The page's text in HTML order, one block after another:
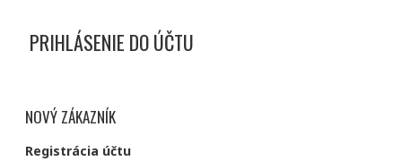
PRIHLÁSENIE DO ÚČTU
NOVÝ ZÁKAZNÍK
Registrácia účtu